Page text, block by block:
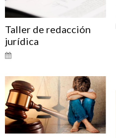
Taller de redacción
jurídica